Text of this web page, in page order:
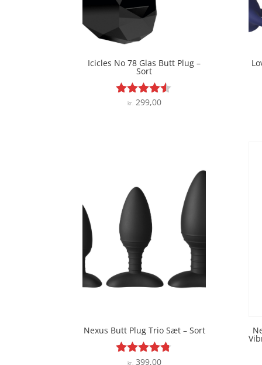
Icicles No 78 Glas Butt Plug –
Sort
Vurderet
kr.299,00
Nexus Butt Plug Trio Sæt – Sort
Vurderet
kr. 399,00